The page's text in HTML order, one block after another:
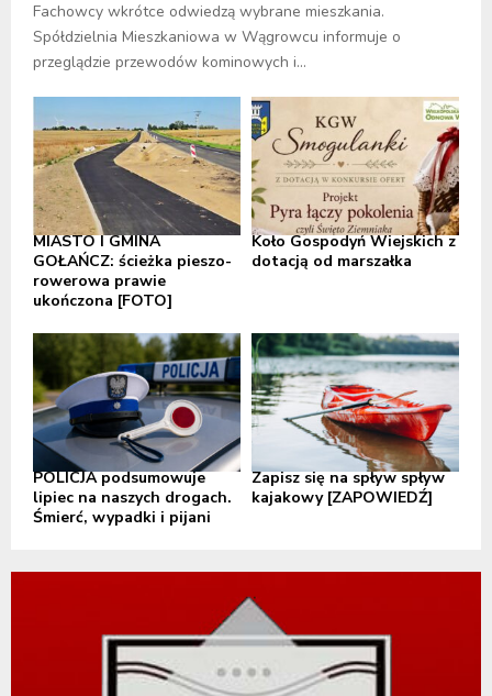
Fachowcy wkrótce odwiedzą wybrane mieszkania.
Spółdzielnia Mieszkaniowa w Wągrowcu informuje o
przeglądzie przewodów kominowych i...
MIASTO I GMINA
GOŁAŃCZ: ścieżka pieszo-
rowerowa prawie
ukończona [FOTO]
Koło Gospodyń Wiejskich z
dotacją od marszałka
POLICJA podsumowuje
lipiec na naszych drogach.
Śmierć, wypadki i pijani
Zapisz się na spływ spływ
kajakowy [ZAPOWIEDŹ]